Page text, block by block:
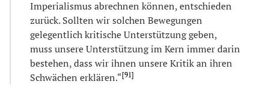
Imperialismus abrechnen können, entschieden
zurück. Sollten wir solchen Bewegungen
gelegentlich kritische Unterstützung geben,
muss unsere Unterstützung im Kern immer darin
bestehen, dass wir ihnen unsere Kritik an ihren
Schwächen erklären.“[91]